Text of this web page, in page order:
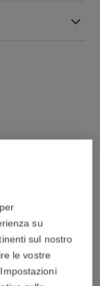
su
sul nostro
le vostre